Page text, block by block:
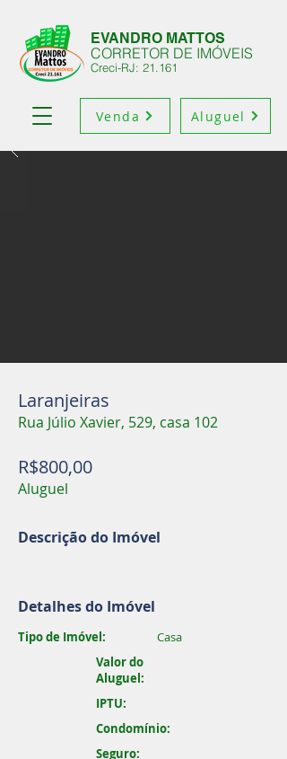
EVANDRO MATTOS
CORRETOR DE IMÓVEIS
Creci-RJ: 21.161
Venda Aluguel
Laranjeiras
Rua Júlio Xavier, 529, casa 102
R$800,00
Aluguel
Descrição do Imóvel
Detalhes do Imóvel
Tipo de Imóvel:
Casa
Valor do
Aluguel:
IPTU:
Condomínio:
Seguro: